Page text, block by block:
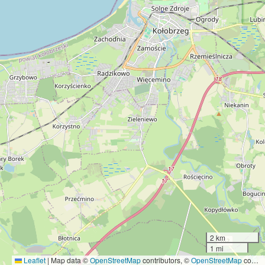
2 km
1 mi
Leaflet | Map data ©OpenStreetMapcontributors, ©OpenStreetMapcontributors